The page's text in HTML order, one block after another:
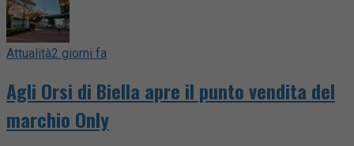
Attualità2 giorni fa
Agli Orsi di Biella apre il punto vendita del
marchio Only